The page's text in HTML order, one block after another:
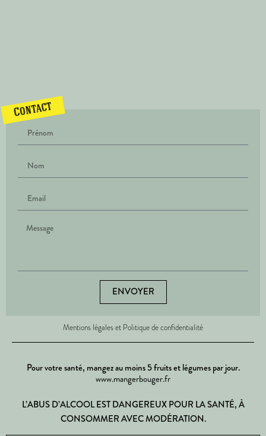
Contact
ENVOYER
Mentions légales et Politique de confidentialité
Pour votre santé, mangez au moins 5 fruits et légumes par jour.
www.mangerbouger.fr
L’ABUS D’ALCOOL EST DANGEREUX POUR LA SANTÉ, À
CONSOMMER AVEC MODÉRATION.